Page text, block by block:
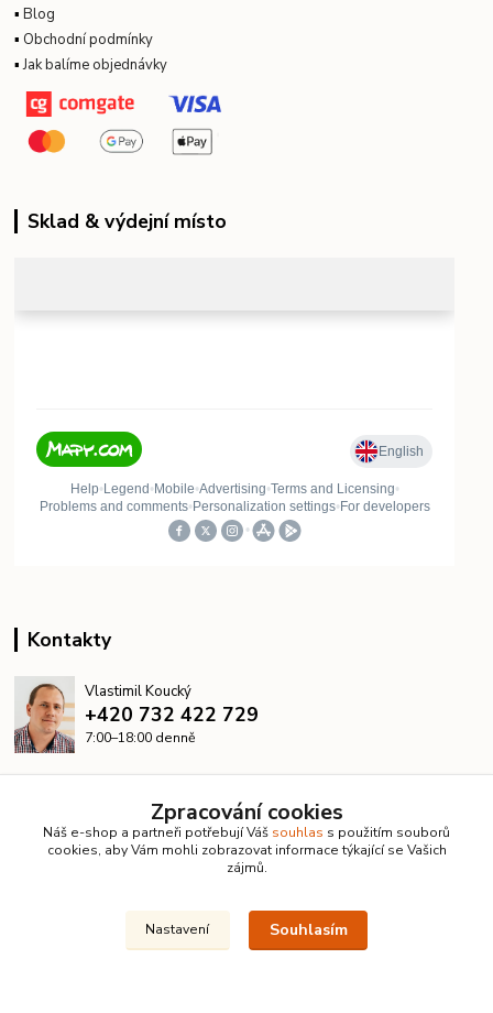
▪Blog
▪ Obchodní podmínky
▪Jak balíme objednávky
Sklad & výdejní místo
Kontakty
Vlastimil Koucký
+420 732 422 729
7:00–18:00 denně
© 2026 KanalizaceLevne.cz · Všechna práva vyhrazena ·
Zpracování cookies
Náš e-shop a partneři potřebují Váš souhlas s použitím souborů
cookies, aby Vám mohli zobrazovat informace týkající se Vašich
zájmů.
Nastavení Souhlasím